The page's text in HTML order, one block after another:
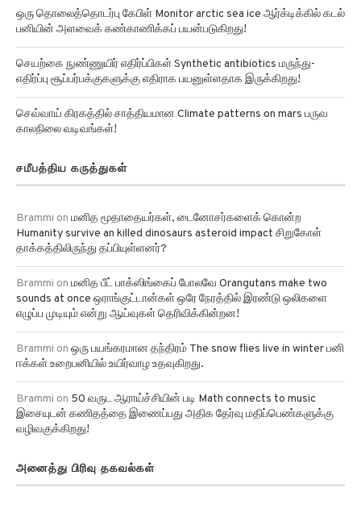
ஒரு தொலைத்தொடர்பு கேபிள் Monitor arctic sea ice ஆர்க்டிக்கில் கடல்
பனியின் அளவைக் கண்காணிக்கப் பயன்படுகிறது!
செயற்கை நுண்ணுயிர் எதிர்ப்பிகள் Synthetic antibiotics மருந்து-
எதிர்ப்பு சூப்பர்பக்குகளுக்கு எதிராக பயனுள்ளதாக இருக்கிறது!
செவ்வாய் கிரகத்தில் சாத்தியமான Climate patterns on mars பருவ
காலநிலை வடிவங்கள்!
சமீபத்திய கருத்துகள்
Brammi on மனித மூதாதையர்கள், டைனோசர்களைக் கொன்ற
Humanity survive an killed dinosaurs asteroid impact சிறுகோள்
தாக்கத்திலிருந்து தப்பியுள்ளனர்?
Brammi on மனித பீட் பாக்ஸிங்கைப் போலவே Orangutans make two
sounds at once ஒராங்குட்டான்கள் ஒரே நேரத்தில் இரண்டு ஒலிகளை
எழுப்ப முடியும் என்று ஆய்வுகள் தெரிவிக்கின்றன!
Brammi on ஒரு பயங்கரமான தந்திரம் The snow flies live in winter பனி
ஈக்கள் உறைபனியில் உயிர்வாழ உதவுகிறது.
Brammi on 50 வருட ஆராய்ச்சியின் படி Math connects to music
இசையுடன் கணிதத்தை இணைப்பது அதிக தேர்வு மதிப்பெண்களுக்கு
வழிவகுக்கிறது!
அனைத்து பிரிவு தகவல்கள்